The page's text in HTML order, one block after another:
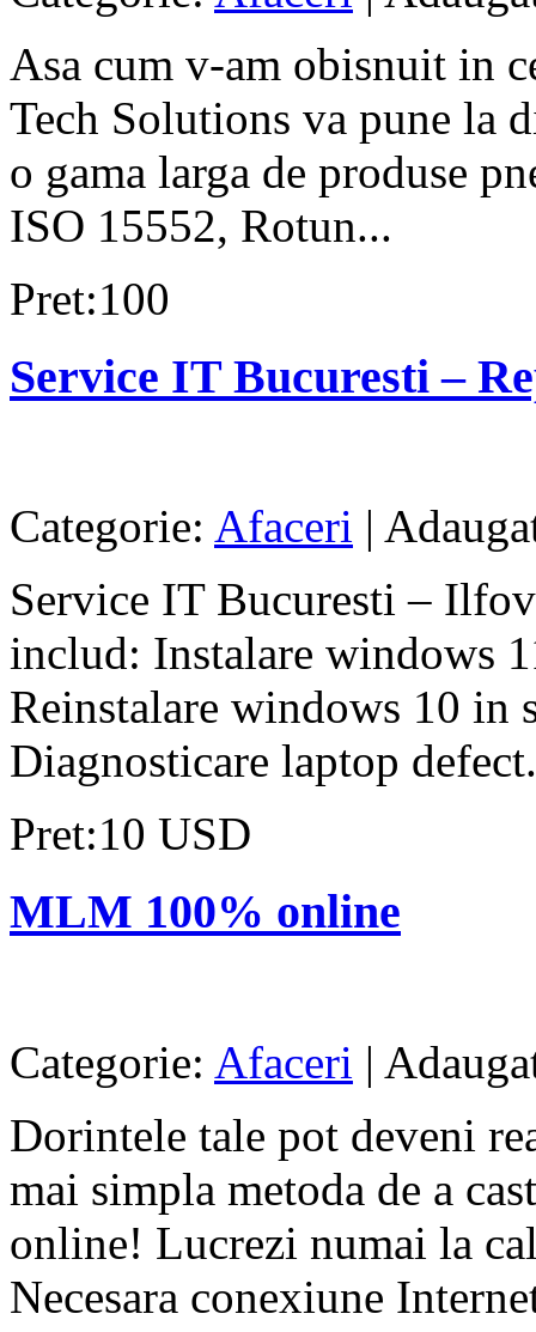
Asa cum v-am obisnuit in
Tech Solutions va pune la
o gama larga de produse
ISO 15552, Rotun...
Pret:100
Service IT Bucuresti –
Categorie: Afaceri |
Service IT Bucuresti –
includ: Instalare windows
Reinstalare windows 10 in
Diagnosticare laptop
Pret:10 USD
MLM 100% online
Categorie: Afaceri |
Dorintele tale pot deveni
mai simpla metoda de a
online! Lucrezi numai la
Necesara conexiune